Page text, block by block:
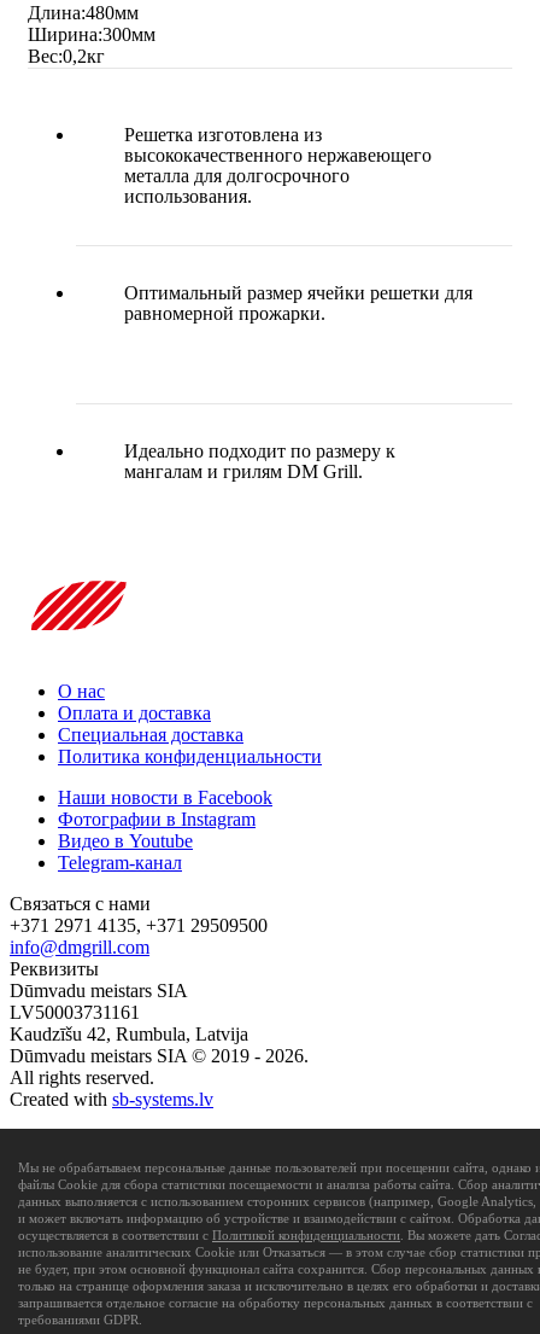
Длина:480мм
Ширина:300мм
Вес:0,2кг
Решетка изготовлена из
высококачественного нержавеющего
металла для долгосрочного
использования.
Оптимальный размер ячейки решетки для
равномерной прожарки.
Идеально подходит по размеру к
мангалам и грилям DM Grill.
О нас
Оплата и доставка
Специальная доставка
Политика конфиденциальности
Наши новости в Facebook
Фотографии в Instagram
Видео в Youtube
Telegram-канал
Связаться с нами
+371 2971 4135, +371 29509500
info@dmgrill.com
Реквизиты
Dūmvadu meistars SIA
LV50003731161
Kaudzīšu 42, Rumbula, Latvija
Dūmvadu meistars SIA © 2019 - 2026.
All rights reserved.
Created with sb-systems.lv
Мы не обрабатываем персональные данные пользователей при посещении сайта, однако
файлы Cookie для сбора статистики посещаемости и анализа работы сайта. Сбор
данных выполняется с использованием сторонних сервисов (например, Google
и может включать информацию об устройстве и взаимодействии с сайтом. Обработка
осуществляется в соответствии с Политикой конфиденциальности . Вы можете дать
использование аналитических Cookie или Отказаться — в этом случае сбор статистики
не будет, при этом основной функционал сайта сохранится. Сбор персональных данных
только на странице оформления заказа и исключительно в целях его обработки и
запрашивается отдельное согласие на обработку персональных данных в соответствии с
требованиями GDPR.